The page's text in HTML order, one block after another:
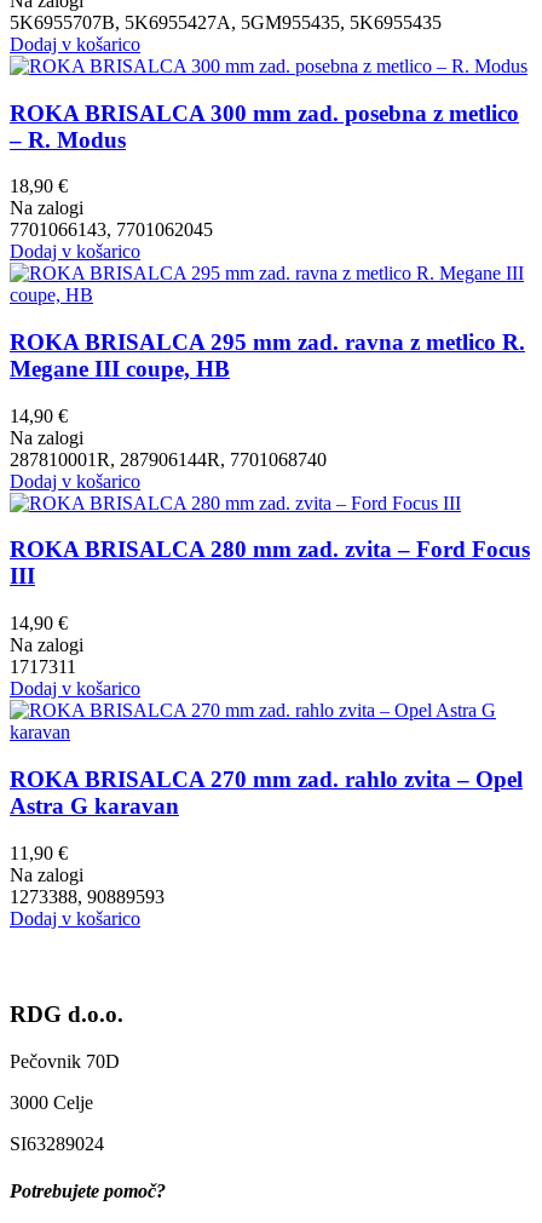
5K6955707B, 5K6955427A, 5GM955435, 5K6955435
Dodaj v košarico
ROKA BRISALCA 300 mm zad. posebna z metlico
– R. Modus
18,90 €
Na zalogi
7701066143, 7701062045
Dodaj v košarico
ROKA BRISALCA 295 mm zad. ravna z metlico R.
Megane III coupe, HB
14,90 €
Na zalogi
287810001R, 287906144R, 7701068740
Dodaj v košarico
ROKA BRISALCA 280 mm zad. zvita – Ford Focus
III
14,90 €
Na zalogi
1717311
Dodaj v košarico
ROKA BRISALCA 270 mm zad. rahlo zvita – Opel
Astra G karavan
11,90 €
Na zalogi
1273388, 90889593
Dodaj v košarico
RDG d.o.o.
Pečovnik 70D
3000 Celje
SI63289024
Potrebujete pomoč?